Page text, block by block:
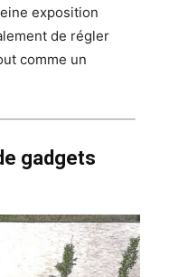
exposition
de régler
comme un
gadgets